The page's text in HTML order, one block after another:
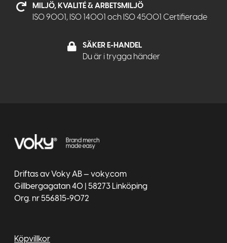
MILJÖ, KVALITÉ & ARBETSMILJÖ
ISO 9001, ISO 14001 och ISO 45001 Certifierade
SÄKER E-HANDEL
Du är i trygga händer
Driftas av Voky AB — voky.com
Gillbergagatan 40 | 58273 Linköping
Org. nr 556815-9072
Köpvillkor